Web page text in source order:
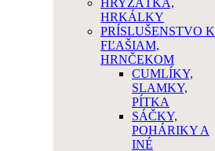
HRYZÁTKA,
HRKÁLKY
PRÍSLUŠENSTVO K
FĽAŠIAM,
HRNČEKOM
CUMLÍKY,
SLAMKY,
PÍTKA
SÁČKY,
POHÁRIKY A
INÉ